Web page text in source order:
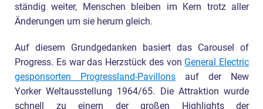
ständig weiter, Menschen bleiben im Kern trotz aller
Änderungen um sie herum gleich.
Auf diesem Grundgedanken basiert das Carousel of
Progress. Es war das Herzstück des von General Electric
gesponsorten Progressland-Pavillons auf der New
Yorker Weltausstellung 1964/65. Die Attraktion wurde
schnell zu einem der großen Highlights der